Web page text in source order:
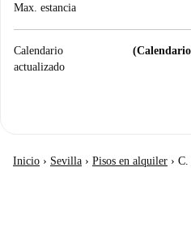
Max. estancia
Calendario
actualizado
Inicio › Sevilla › Pisos en alquiler › C.